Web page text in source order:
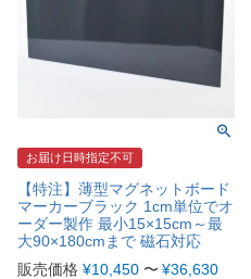
お届け日時指定不可
【特注】薄型マグネットボード
マーカーブラック 1cm単位でオ
ーダー製作 最小15×15cm～最
大90×180cmまで 磁石対応
販売価格 ¥10,450 〜 ¥36,630